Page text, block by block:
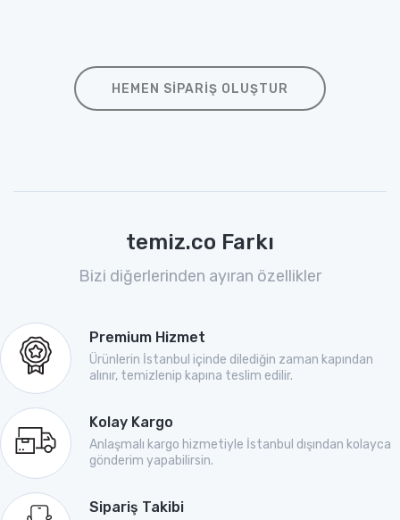
HEMEN SIPARIŞ OLUŞTUR
temiz.co Farkı
Bizi diğerlerinden ayıran özellikler
Premium Hizmet
Ürünlerin İstanbul içinde dilediğin zaman kapından
alınır, temizlenip kapına teslim edilir.
Kolay Kargo
Anlaşmalı kargo hizmetiyle İstanbul dışından kolayca
gönderim yapabilirsin.
Sipariş Takibi